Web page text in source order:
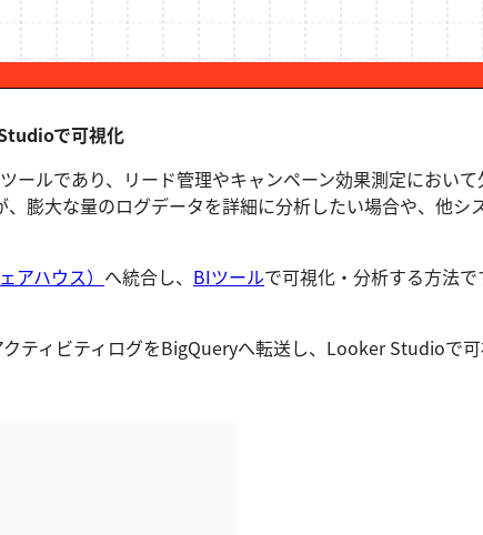
で可視化
ルであり、リード管理やキャンペーン効果測定におい
膨大な量のログデータを詳細に分析したい場合や、他シ
アハウス） へ統合し、 BIツールで可視化・分析する方法
ティビティログをBigQueryへ転送し、Looker Studioで